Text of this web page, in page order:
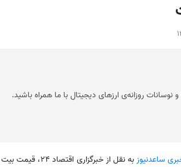
نوسانات روزانه‌ی ارزهای دیجیتال با ما همراه باشید.
ساعدنیوز
به نقل از